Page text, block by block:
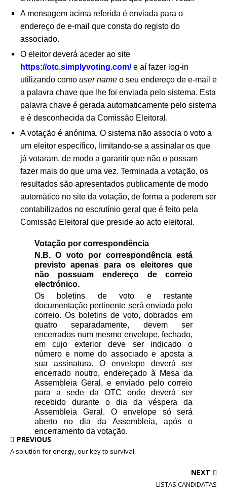
A mensagem acima referida é enviada para o
endereço de e-mail que consta do registo do
associado.
O eleitor deverá aceder ao site
https://otc.simplyvoting.com/e aí fazer log-in
utilizando como user name o seu endereço de e-mail e
a palavra chave que lhe foi enviada pelo sistema. Esta
palavra chave é gerada automaticamente pelo sistema
e é desconhecida da Comissão Eleitoral.
A votação é anónima. O sistema não associa o voto a
um eleitor específico, limitando-se a assinalar os que
já votaram, de modo a garantir que não o possam
fazer mais do que uma vez. Terminada a votação, os
resultados são apresentados publicamente de modo
automático no site da votação, de forma a poderem ser
contabilizados no escrutínio geral que é feito pela
Comissão Eleitoral que preside ao acto eleitoral.
Votação por correspondência
N.B. O voto por correspondência está
previsto apenas para os eleitores que
não possuam endereço de correio
electrónico.
Os boletins de voto e restante
documentação pertinente será enviada pelo
correio. Os boletins de voto, dobrados em
quatro separadamente, devem ser
encerrados num mesmo envelope, fechado,
em cujo exterior deve ser indicado o
número e nome do associado e aposta a
sua assinatura. O envelope deverá ser
encerrado noutro, endereçado à Mesa da
Assembleia Geral, e enviado pelo correio
para a sede da OTC onde deverá ser
recebido durante o dia da véspera da
Assembleia Geral. O envelope só será
aberto no dia da Assembleia, após o
encerramento da votação.
PREVIOUS
A solution for energy, our key to survival
NEXT
LISTAS CANDIDATAS